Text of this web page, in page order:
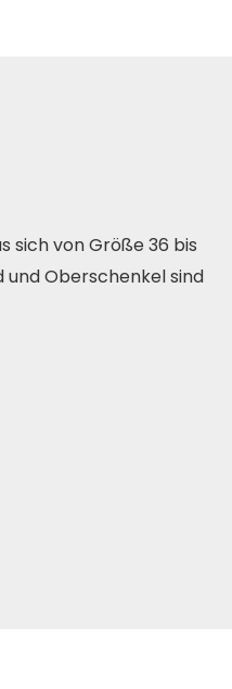
sich von Größe 36 bis
und Oberschenkel sind